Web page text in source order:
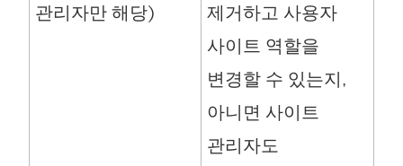
관리자만 해당)
제거하고 사용자
사이트 역할을
변경할 수 있는지,
아니면 사이트
관리자도